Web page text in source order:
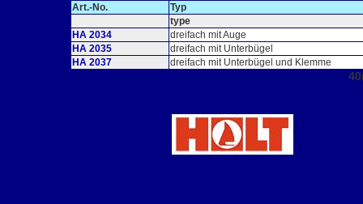
Art.-No.
Typ
type
HA 2034
dreifach mit Auge
HA 2035
dreifach mit Unterbügel
HA 2037
dreifach mit Unterbügel und Klemme